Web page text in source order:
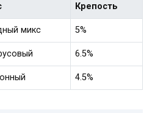
Крепость
микс 5%
6.5%
4.5%